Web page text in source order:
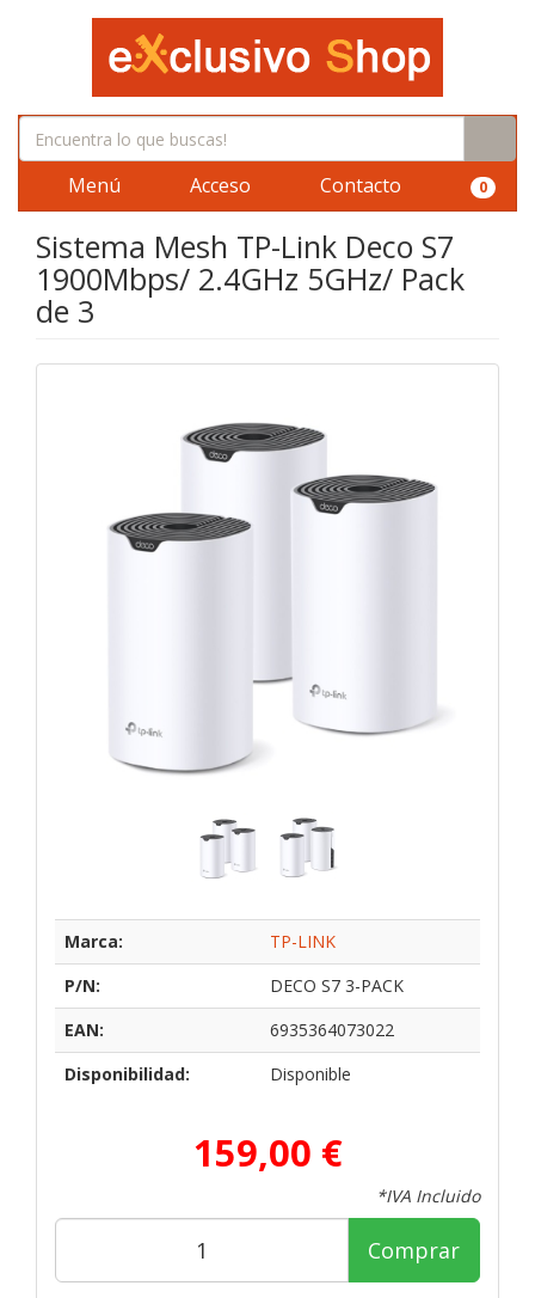
Menú Acceso Contacto 0
Sistema Mesh TP-Link Deco S7
1900Mbps/ 2.4GHz 5GHz/ Pack
de 3
Marca:
TP-LINK
P/N:
DECO S7 3-PACK
EAN:
6935364073022
Disponibilidad:
Disponible
159,00 €
*IVA Incluido
Comprar